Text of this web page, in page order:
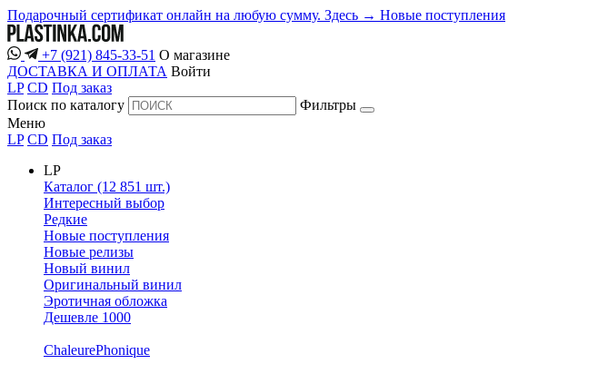
Подарочный сертификат онлайн на любую сумму. Здесь → Новые поступления
+7 (921) 845-33-51 О магазине
ДОСТАВКА И ОПЛАТА Войти
LP CD Под заказ
Поиск по каталогу
Фильтры
Меню
LP CD Под заказ
LP
Каталог (12 851 шт.)
Интересный выбор
Редкие
Новые поступления
Новые релизы
Новый винил
Оригинальный винил
Эротичная обложка
Дешевле 1000
ChaleurePhonique